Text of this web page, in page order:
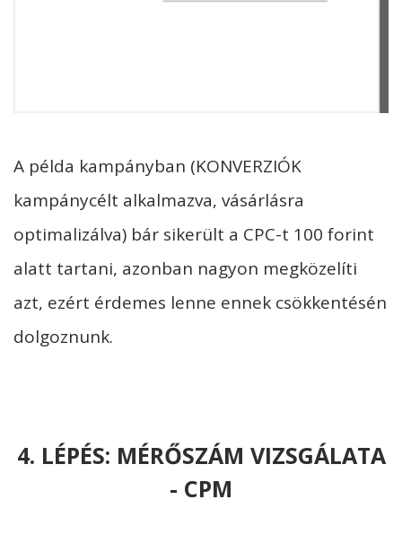
A példa kampányban (KONVERZIÓK
kampánycélt alkalmazva, vásárlásra
optimalizálva) bár sikerült a CPC-t 100 forint
alatt tartani, azonban nagyon megközelíti
azt, ezért érdemes lenne ennek csökkentésén
dolgoznunk.
4. LÉPÉS: MÉRŐSZÁM VIZSGÁLATA
- CPM